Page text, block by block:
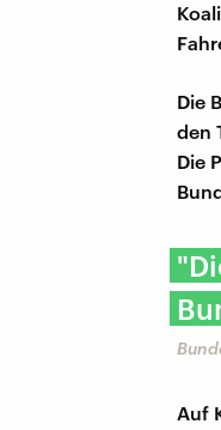
Die
den
Die
Auf